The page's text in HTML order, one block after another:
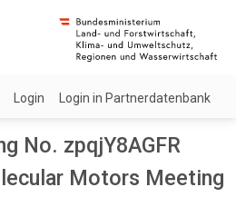
Login Login in Partnerdatenbank
No. zpqjY8AGFR
Motors Meeting